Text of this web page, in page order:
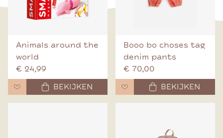
Animals around the
world
€ 24,99
BEKIJKEN
Booo bo choses tag
denim pants
€ 70,00
BEKIJKEN